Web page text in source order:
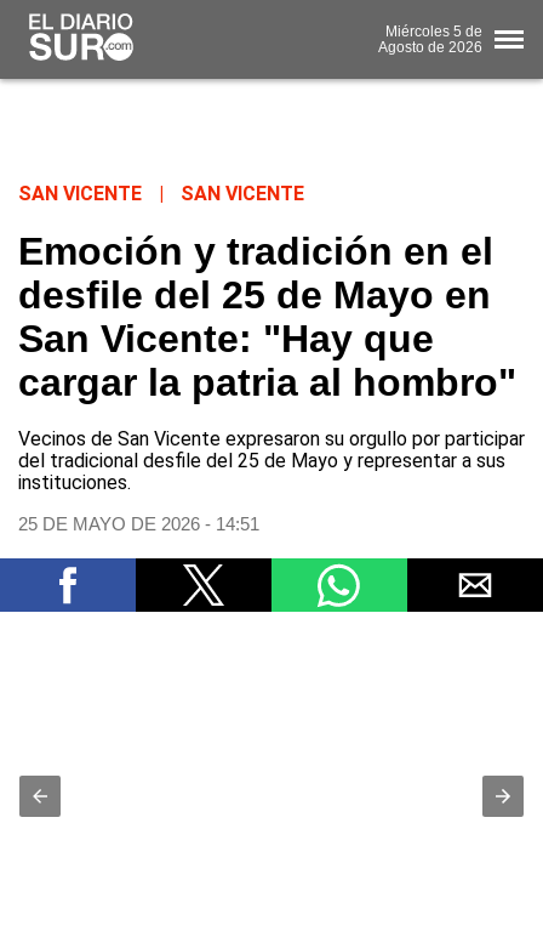
Miércoles 5 de
Agosto de 2026
SAN VICENTE SAN VICENTE
Emoción y tradición en el
desfile del 25 de Mayo en
San Vicente: "Hay que
cargar la patria al hombro"
Vecinos de San Vicente expresaron su orgullo por participar
del tradicional desfile del 25 de Mayo y representar a sus
instituciones.
25 DE MAYO DE 2026 - 14:51